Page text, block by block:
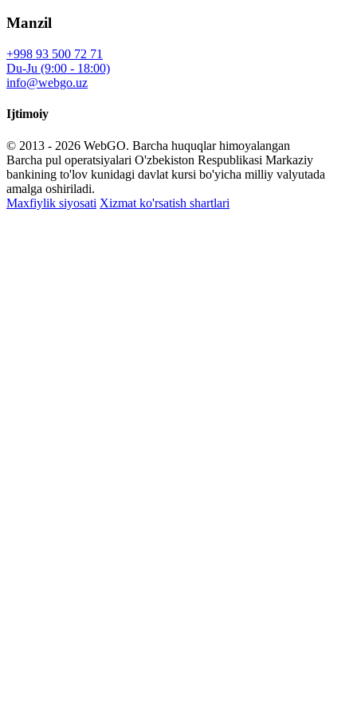
Manzil
+998 93 500 72 71
Du-Ju (9:00 - 18:00)
info@webgo.uz
Ijtimoiy
© 2013 - 2026 WebGO. Barcha huquqlar himoyalangan
Barcha pul operatsiyalari O'zbekiston Respublikasi Markaziy
bankining to'lov kunidagi davlat kursi bo'yicha milliy valyutada
amalga oshiriladi.
Maxfiylik siyosati Xizmat ko'rsatish shartlari